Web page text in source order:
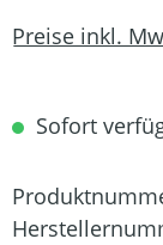
Preise inkl.
Sofort